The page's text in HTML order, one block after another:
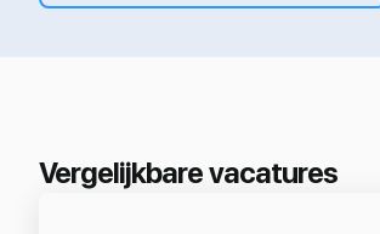
Vergelijkbare vacatures